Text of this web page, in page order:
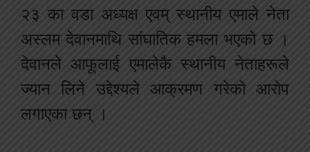
२३ का वडा अध्यक्ष एवम् स्थानीय एमाले नेता
अस्लम देवानमाथि सांघातिक हमला भएको छ ।
देवानले आफूलाई एमालेकै स्थानीय नेताहरूले
ज्यान लिने उद्देश्यले आक्रमण गरेको आरोप
लगाएका छन् ।